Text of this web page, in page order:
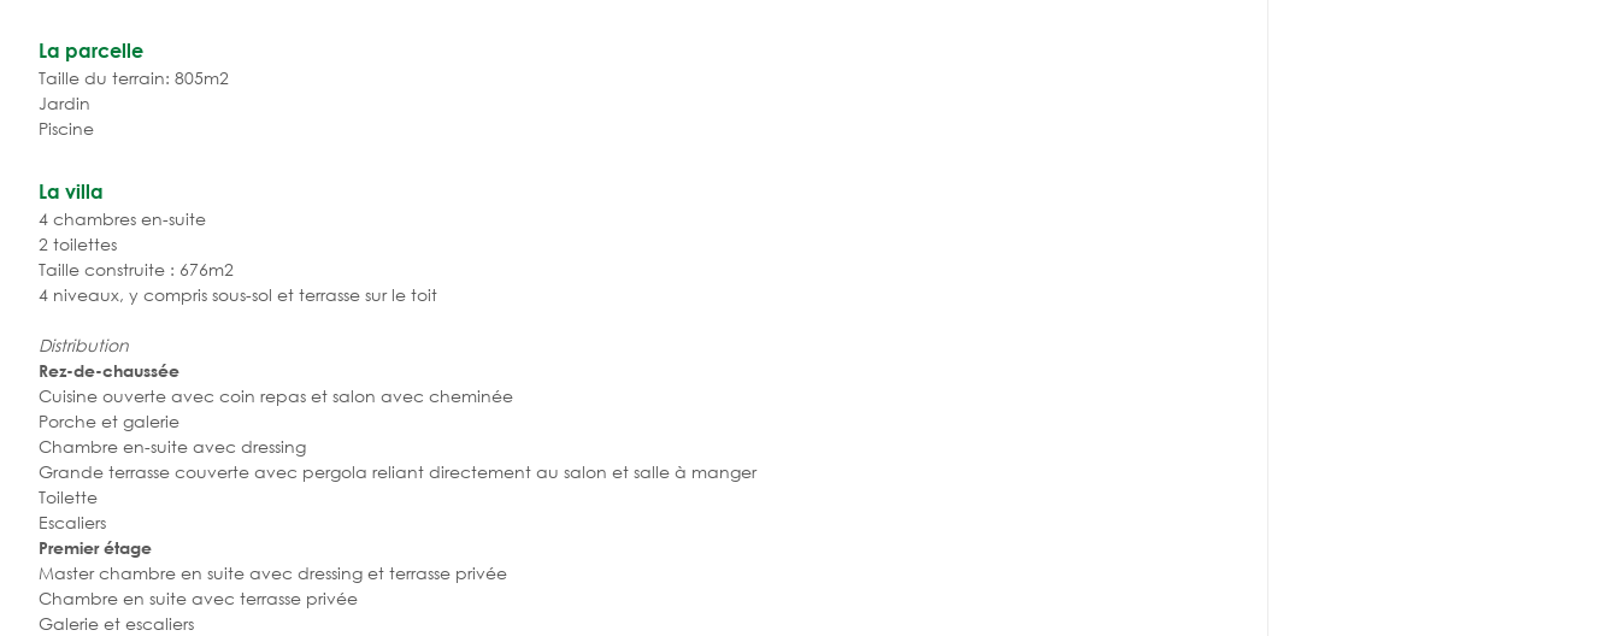
La parcelle
Taille du terrain: 805m2
Jardin
Piscine
La villa
4 chambres en-suite
2 toilettes
Taille construite : 676m2
4 niveaux, y compris sous-sol et terrasse sur le toit
Distribution
Rez-de-chaussée
Cuisine ouverte avec coin repas et salon avec cheminée
Porche et galerie
Chambre en-suite avec dressing
Grande terrasse couverte avec pergola reliant directement au salon et salle à manger
Toilette
Escaliers
Premier étage
Master chambre en suite avec dressing et terrasse privée
Chambre en suite avec terrasse privée
Galerie et escaliers